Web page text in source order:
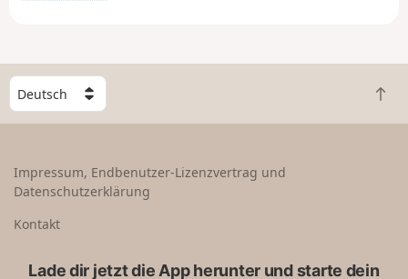
W
ä
h
e
n
Z
u
Impressum, Endbenutzer-Lizenzvertrag und
Datenschutzerklärung
Kontakt
Lade dir jetzt die App herunter und starte dein